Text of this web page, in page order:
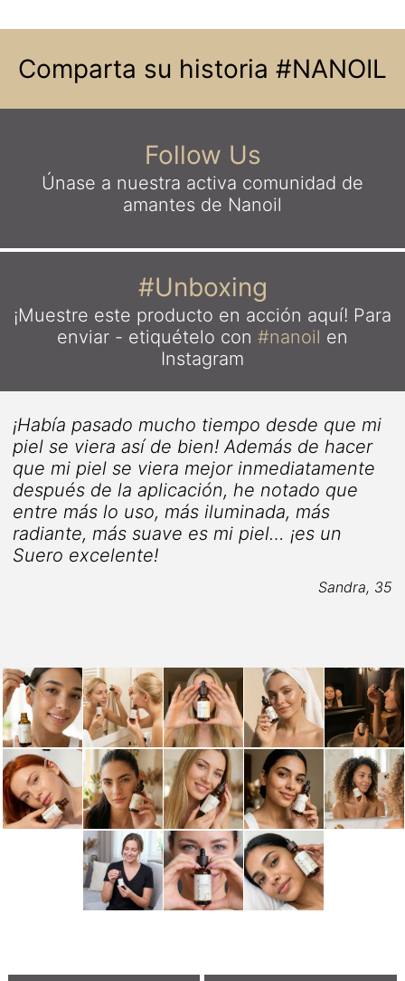
Comparta su historia #NANOIL
Follow Us
Únase a nuestra activa comunidad de
amantes de Nanoil
#Unboxing
¡Muestre este producto en acción aquí! Para
enviar - etiquételo con #nanoil en
Instagram
¡Había pasado mucho tiempo desde que mi
piel se viera así de bien! Además de hacer
que mi piel se viera mejor inmediatamente
después de la aplicación, he notado que
entre más lo uso, más iluminada, más
radiante, más suave es mi piel… ¡es un
Suero excelente!
Sandra, 35